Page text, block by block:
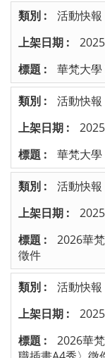
活動快報
華梵大
活動快報
華梵大
活動快報
2026華
徵件
活動快報
2026華